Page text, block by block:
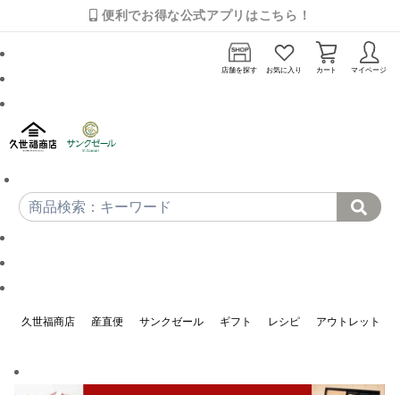
便利でお得な公式アプリはこちら！
店舗を探す お気に入り カート マイページ
久世福商店 産直便 サンクゼール ギフト レシピ アウトレット